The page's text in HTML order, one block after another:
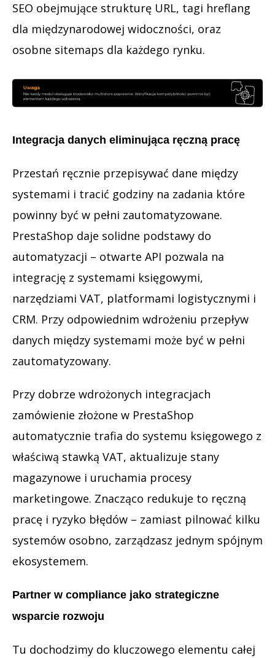
SEO obejmujące strukturę URL, tagi hreflang
dla międzynarodowej widoczności, oraz
osobne sitemaps dla każdego rynku.
Integracja danych eliminująca ręczną pracę
Przestań ręcznie przepisywać dane między
systemami i tracić godziny na zadania które
powinny być w pełni zautomatyzowane.
PrestaShop daje solidne podstawy do
automatyzacji – otwarte API pozwala na
integrację z systemami księgowymi,
narzędziami VAT, platformami logistycznymi i
CRM. Przy odpowiednim wdrożeniu przepływ
danych między systemami może być w pełni
zautomatyzowany.
Przy dobrze wdrożonych integracjach
zamówienie złożone w PrestaShop
automatycznie trafia do systemu księgowego z
właściwą stawką VAT, aktualizuje stany
magazynowe i uruchamia procesy
marketingowe. Znacząco redukuje to ręczną
pracę i ryzyko błędów – zamiast pilnować kilku
systemów osobno, zarządzasz jednym spójnym
ekosystemem.
Partner w compliance jako strategiczne
wsparcie rozwoju
Tu dochodzimy do kluczowego elementu całej